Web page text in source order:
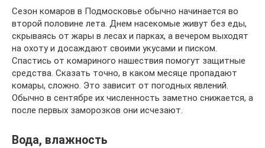
Сезон комаров в Подмосковье обычно начинается во
второй половине лета. Днем насекомые живут без еды,
скрываясь от жары в лесах и парках, а вечером выходят
на охоту и досаждают своими укусами и писком.
Спастись от комариного нашествия помогут защитные
средства. Сказать точно, в каком месяце пропадают
комары, сложно. Это зависит от погодных явлений.
Обычно в сентябре их численность заметно снижается, а
после первых заморозков они исчезают.
Вода, влажность